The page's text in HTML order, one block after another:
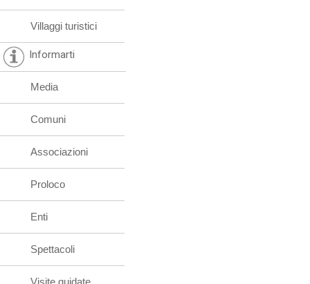
Villaggi turistici
Informarti
Media
Comuni
Associazioni
Proloco
Enti
Spettacoli
Visite guidate